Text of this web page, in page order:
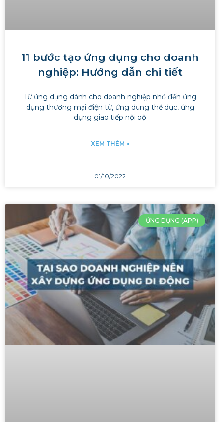
11 bước tạo ứng dụng cho doanh
nghiệp: Hướng dẫn chi tiết
Từ ứng dụng dành cho doanh nghiệp nhỏ đến ứng
dụng thương mại điện tử, ứng dụng thể dục, ứng
dụng giao tiếp nội bộ
XEM THÊM »
01/10/2022
ỨNG DỤNG (APP)